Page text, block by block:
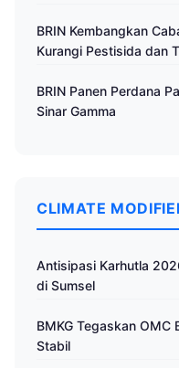
BRIN Kembangkan
Kurangi Pestisida dan
BRIN Panen Perdana
Sinar Gamma
CLIMATE
Antisipasi Karhutla
di Sumsel
BMKG Tegaskan OMC
Stabil